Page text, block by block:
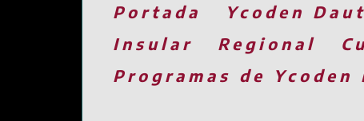
Portada Ycoden
Insular
Regional
Programas de Ycoden